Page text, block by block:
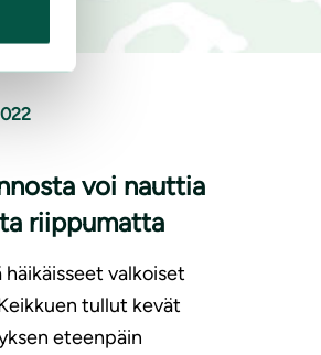
voi nauttia
riippumatta
häikäisseet valkoiset
tullut kevät
eteenpäin